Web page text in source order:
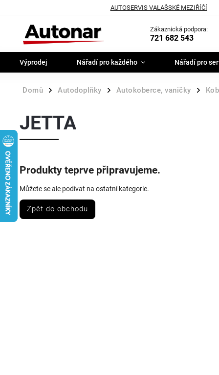
AUTOSERVIS VALAŠSKÉ MEZIŘÍČÍ
Zákaznická podpora:
721 682 543
Výprodej Nářadí pro každého Nářadí pro
Domů / Autodoplňky / Autokoberce, vaničky /
JETTA
Produkty teprve připravujeme.
Můžete se ale podívat na ostatní kategorie.
Zpět do obchodu